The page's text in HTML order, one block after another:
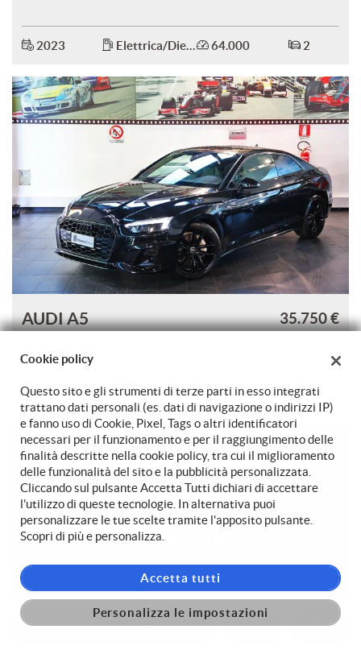
2023 Elettrica/Diesel 64.000 2
AUDI A5 35.750 €
2023 Elettrica/Diesel 43.000 2
CONTATTACI
Cookie policy
Questo sito e gli strumenti di terze parti in esso integrati
trattano dati personali (es. dati di navigazione o indirizzi IP)
e fanno uso di Cookie, Pixel, Tags o altri identificatori
necessari per il funzionamento e per il raggiungimento delle
finalità descritte nella cookie policy, tra cui il miglioramento
delle funzionalità del sito e la pubblicità personalizzata.
Cliccando sul pulsante Accetta Tutti dichiari di accettare
l'utilizzo di queste tecnologie. In alternativa puoi
personalizzare le tue scelte tramite l'apposito pulsante.
Scopri di più e personalizza.
Accetta tutti
Personalizza le impostazioni